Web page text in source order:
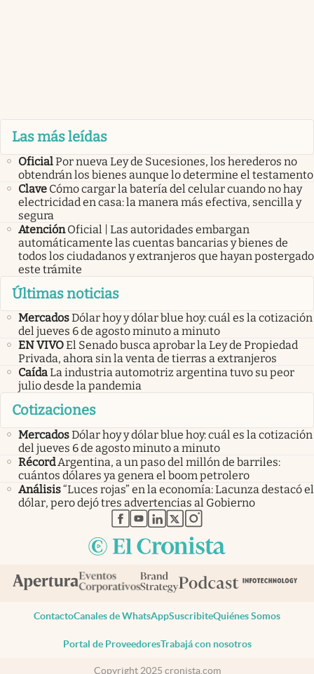
Las más leídas
OficialPor nueva Ley de Sucesiones, los herederos no
obtendrán los bienes aunque lo determine el testamento
Clave Cómo cargar la batería del celular cuando no hay
electricidad en casa: la manera más efectiva, sencilla y
segura
Atención Oficial | Las autoridades embargan
automáticamente las cuentas bancarias y bienes de
todos los ciudadanos y extranjeros que hayan postergado
este trámite
Últimas noticias
MercadosDólar hoy y dólar blue hoy: cuál es la cotización
del jueves 6 de agosto minuto a minuto
EN VIVOEl Senado busca aprobar la Ley de Propiedad
Privada, ahora sin la venta de tierras a extranjeros
CaídaLa industria automotriz argentina tuvo su peor
julio desde la pandemia
Cotizaciones
MercadosDólar hoy y dólar blue hoy: cuál es la cotización
del jueves 6 de agosto minuto a minuto
Récord Argentina, a un paso del millón de barriles:
cuántos dólares ya genera el boom petrolero
Análisis“Luces rojas” en la economía: Lacunza destacó el
dólar, pero dejó tres advertencias al Gobierno
abre en nueva pestaña
abre en nueva pestaña
abre en nueva pestaña
abre en nueva pestaña
abre en nueva pestaña
ContactoCanales de WhatsAppSuscribiteQuiénes Somos
Portal de ProveedoresTrabajá con nosotros
Copyright 2025 cronista.com